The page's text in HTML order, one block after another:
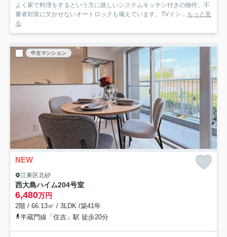
よく家で料理をするという方に嬉しいシステムキッチン付きの物件。不
審者対策に欠かせないオートロックも備えています。TVイン... もっと見
る
中古マンション
NEW
江東区北砂
西大島ハイム204号室
6,480万円
2階 / 66.13㎡ / 3LDK /築41年
半蔵門線「住吉」駅 徒歩20分